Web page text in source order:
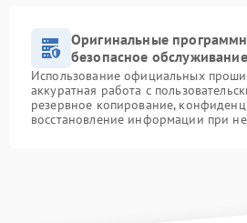
Оригинальные
безопасное
Использование официальных
аккуратная работа с
резервное копирование,
восстановление информации при